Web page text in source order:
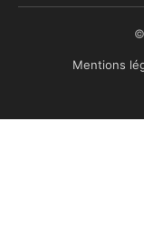
Mentions